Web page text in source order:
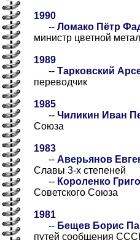
1990
-- Ломако Пётр
министр цветной
1989
-- Тарковский
переводчик
1985
-- Чиликин Иван
Союза
1983
-- Аверьянов
Славы 3-х степеней
-- Короленко
Советского Союза
1981
-- Бещев Борис
путей сообщения